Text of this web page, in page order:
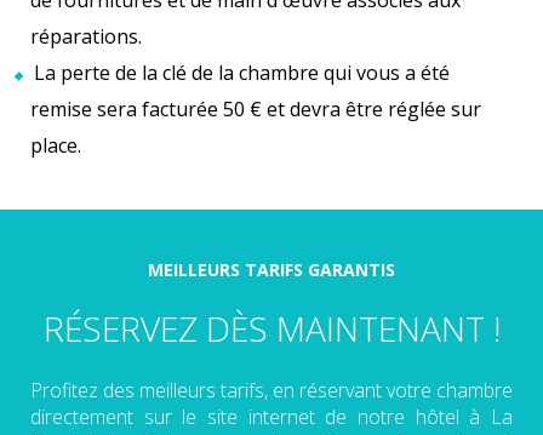
réparations.
La perte de la clé de la chambre qui vous a été
remise sera facturée 50 € et devra être réglée sur
place.
MEILLEURS TARIFS GARANTIS
RÉSERVEZ DÈS MAINTENANT !
Profitez des meilleurs tarifs, en réservant votre chambre
directement sur le site internet de notre hôtel à La